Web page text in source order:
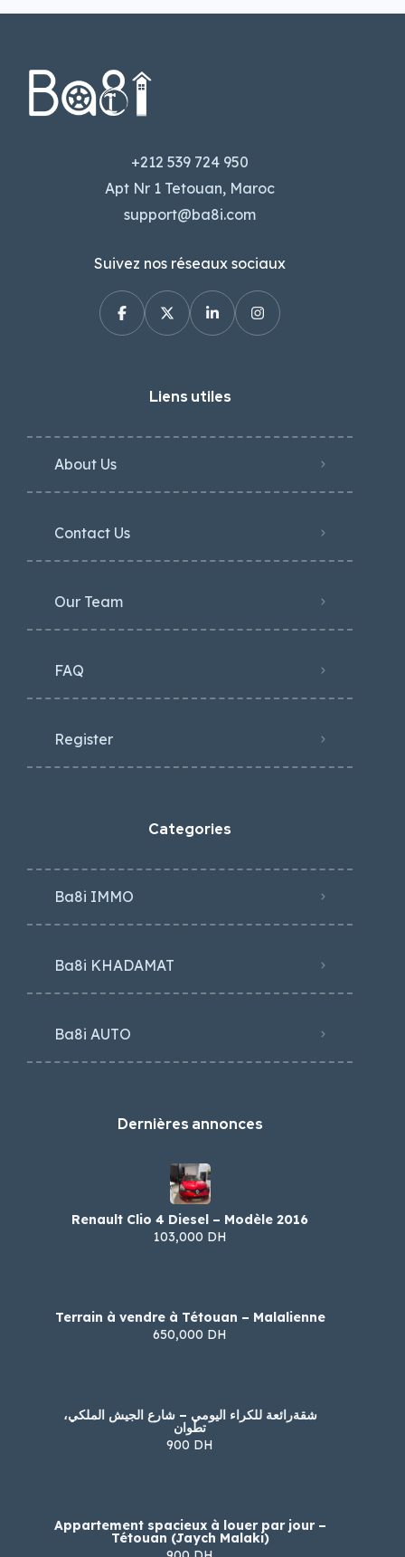
+212 539 724 950
Apt Nr 1 Tetouan, Maroc
support@ba8i.com
Suivez nos réseaux sociaux
Liens utiles
About Us
Contact Us
Our Team
FAQ
Register
Categories
Ba8i IMMO
Ba8i KHADAMAT
Ba8i AUTO
Dernières annonces
Renault Clio 4 Diesel – Modèle 2016
103,000 DH
Terrain à vendre à Tétouan – Malalienne
650,000 DH
شقةرائعة للكراء اليومي – شارع الجيش الملكي،
تطوان
900 DH
Appartement spacieux à louer par jour –
Tétouan (Jaych Malaki)